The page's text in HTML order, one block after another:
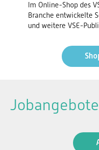
Im Online-Shop des
Branche entwickelte
und weitere VSE-
Jobangebote